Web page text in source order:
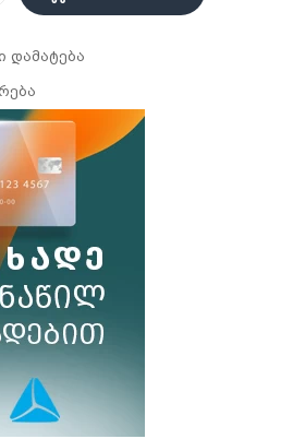
Დამატება